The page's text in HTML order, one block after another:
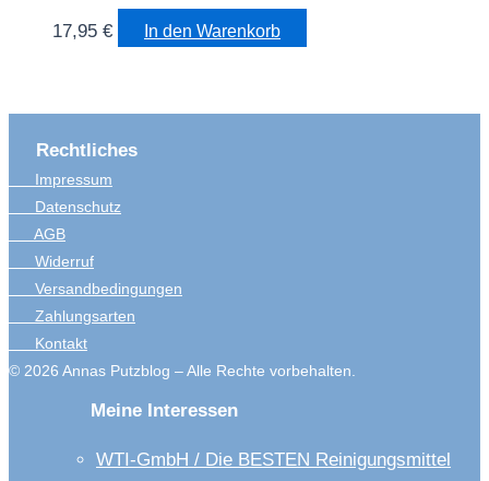
17,95 € In den Warenkorb
Rechtliches
Impressum
Datenschutz
AGB
Widerruf
Versandbedingungen
Zahlungsarten
Kontakt
© 2026 Annas Putzblog – Alle Rechte vorbehalten.
Meine Interessen
WTI-GmbH / Die BESTEN Reinigungsmittel